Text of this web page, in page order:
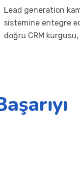
Lead generation
sistemine entegre
doğru CRM